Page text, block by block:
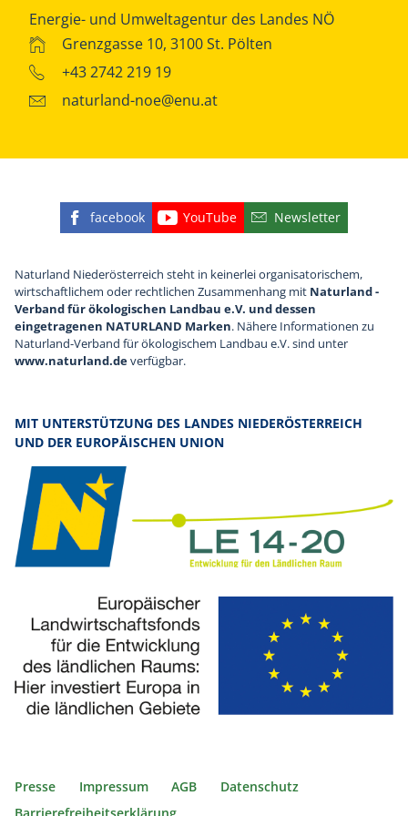
Energie- und Umweltagentur des Landes NÖ
Grenzgasse 10, 3100 St. Pölten
+43 2742 219 19
naturland-noe@enu.at
Finden Sie die eNu auf Facebook
facebook Besuchen Sie den
YouTube Abonnieren Sie
Newsletter
Naturland Niederösterreich steht in keinerlei organisatorischem,
wirtschaftlichem oder rechtlichen Zusammenhang mit Naturland -
Verband für ökologischen Landbau e.V. und dessen
eingetragenen NATURLAND Marken. Nähere Informationen zu
Naturland-Verband für ökologischem Landbau e.V. sind unter
www.naturland.deverfügbar.
MIT UNTERSTÜTZUNG DES LANDES NIEDERÖSTERREICH
UND DER EUROPÄISCHEN UNION
Presse Impressum AGB
Datenschutz